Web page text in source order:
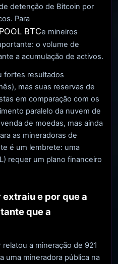
detenção de Bitcoin por
Para
BTCe mineiros
o volume de
a acumulação de activos.
fortes resultados
mas suas reservas de
em comparação com os
paralelo da nuvem de
de moedas, mas ainda
as mineradoras de
é um lembrete: uma
requer um plano financeiro
extraiu e por que a
que a
a mineração de 921
uma mineradora pública na